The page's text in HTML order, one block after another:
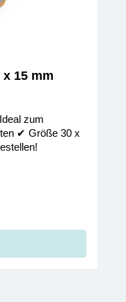
15 mm
zum
✔︎ Größe 30 x